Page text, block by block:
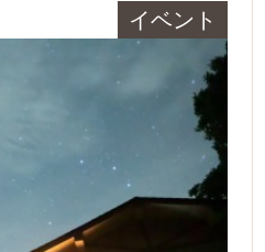
イベント